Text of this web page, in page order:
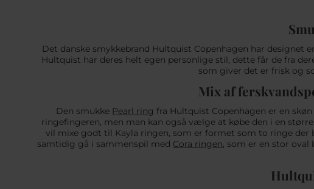
Det danske smykkebrand Hultquist Copenhagen har
Hultquist har deres helt egen personlige stil, dette får de fra
som giver det er frisk og
Mix af
Den smukke Pearl ring fra Hultquist Copenhagen er en
ringefingeren, men man kan også vælge at købe den i en
vil mixe godt til Kayla ringen, som er formet som to ringe der
samtidig gå i sammenspil med Cora ringen, som er en stor